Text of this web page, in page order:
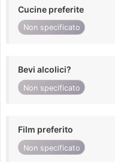
Cucine preferite
Non specificato
Bevi alcolici?
Non specificato
Film preferito
Non specificato